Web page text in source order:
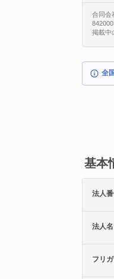
合同会
掲載中
全
基本
法人
法人名
フリ